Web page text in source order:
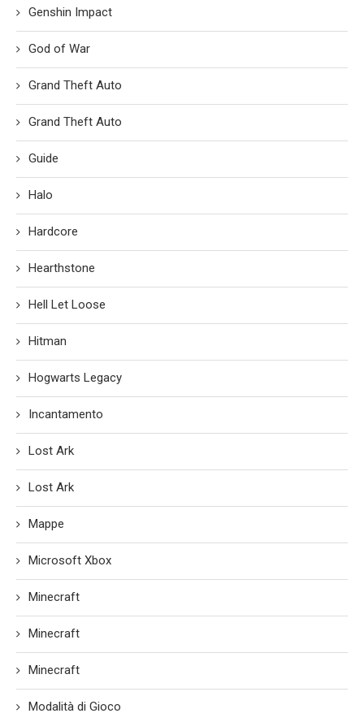
Genshin Impact
God of War
Grand Theft Auto
Grand Theft Auto
Guide
Halo
Hardcore
Hearthstone
Hell Let Loose
Hitman
Hogwarts Legacy
Incantamento
Lost Ark
Lost Ark
Mappe
Microsoft Xbox
Minecraft
Minecraft
Minecraft
Modalità di Gioco